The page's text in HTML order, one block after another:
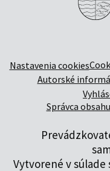
Nastavenia cookies
Autorské
Správca
Vytvorené v súlade